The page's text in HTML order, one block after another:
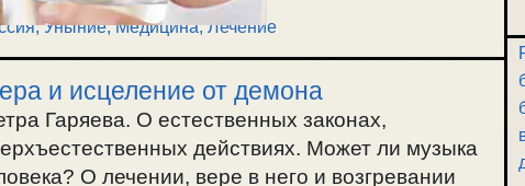
Уныние,Медицина, Лечение
и исцеление от демона
Гаряева. О естественных законах,
действиях. Может ли музыка
О лечении, вере в него и возгревании